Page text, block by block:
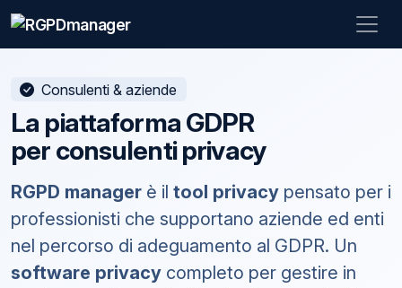
Consulenti & aziende
La piattaforma GDPR
per consulenti privacy
RGPD manager è il tool privacy pensato per i
professionisti che supportano aziende ed enti
nel percorso di adeguamento al GDPR. Un
software privacy completo per gestire in